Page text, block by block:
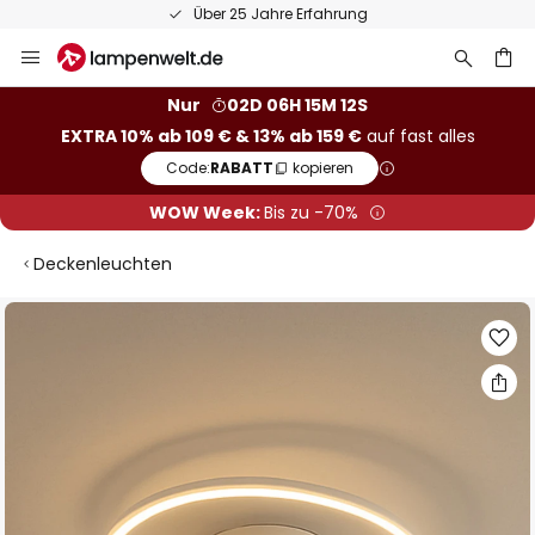
Über 25 Jahre Erfahrung
Inhalt
Nur
02D 06H 15M 12S
EXTRA 10% ab 109 € & 13% ab 159 €auf fast alles
Code:RABATT kopieren
WOW Week:Bis zu -70%
Deckenleuchten
Zum